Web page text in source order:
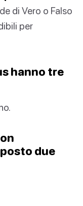
di Vero o Falso
per
hanno tre
due